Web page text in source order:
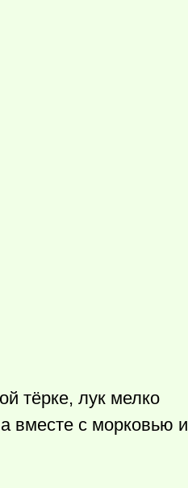
тёрке, лук мелко
вместе с морковью и